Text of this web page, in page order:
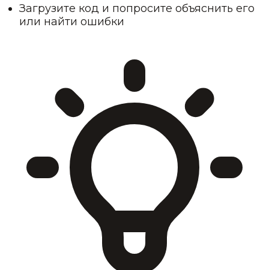
Загрузите код и попросите объяснить его
или найти ошибки